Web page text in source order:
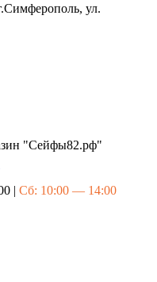
ул.
"Сейфы82.рф"
| Сб: 10:00 — 14:00